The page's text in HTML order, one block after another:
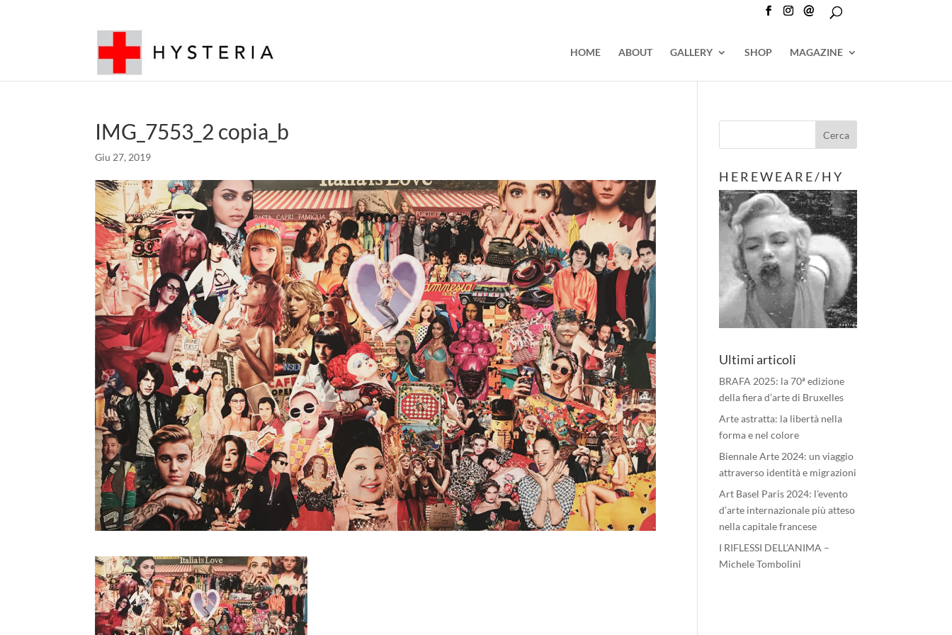
@
HOME ABOUT GALLERY SHOP MAGAZINE
IMG_7553_2 copia_b
Giu 27, 2019
H E R E W E A R E / H Y
Ultimi articoli
BRAFA 2025: la 70ª edizione
della fiera d’arte di Bruxelles
Arte astratta: la libertà nella
forma e nel colore
Biennale Arte 2024: un viaggio
attraverso identità e migrazioni
Art Basel Paris 2024: l’evento
d’arte internazionale più atteso
nella capitale francese
I RIFLESSI DELL’ANIMA –
Michele Tombolini